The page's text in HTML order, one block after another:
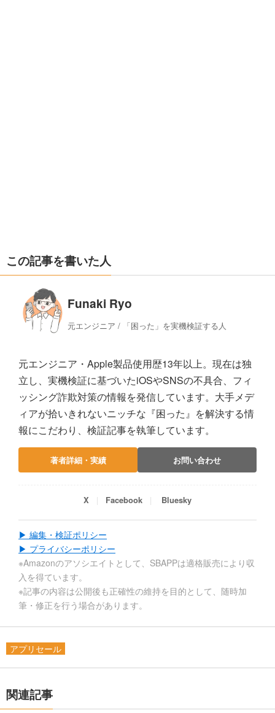
この記事を書いた人
Funaki Ryo
元エンジニア / 「困った」を実機検証する人
元エンジニア・Apple製品使用歴13年以上。現在は独
立し、実機検証に基づいたiOSやSNSの不具合、フィ
ッシング詐欺対策の情報を発信しています。大手メデ
ィアが拾いきれないニッチな『困った』を解決する情
報にこだわり、検証記事を執筆しています。
著者詳細・実績 お問い合わせ
X Facebook Bluesky
▶ 編集・検証ポリシー
▶ プライバシーポリシー
※Amazonのアソシエイトとして、SBAPPは適格販売により収
入を得ています。
※記事の内容は公開後も正確性の維持を目的として、随時加
筆・修正を行う場合があります。
アプリセール
関連記事